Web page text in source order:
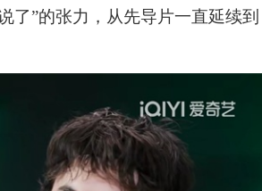
了”的张力，从先导片一直延续到